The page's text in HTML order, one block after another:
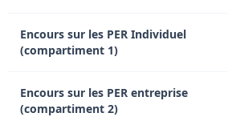
Encours sur les PER Individuel
(compartiment 1)
Encours sur les PER entreprise
(compartiment 2)